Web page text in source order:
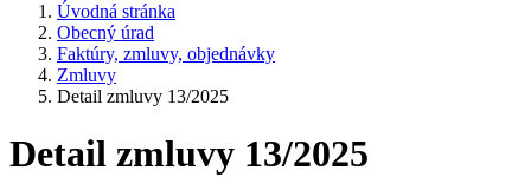
Úvodná stránka
Obecný úrad
Faktúry, zmluvy, objednávky
Zmluvy
Detail zmluvy 13/2025
Detail zmluvy 13/2025